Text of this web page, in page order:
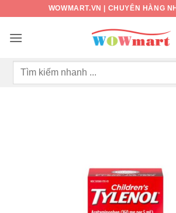
nội
WOWMART.VN | CHUYÊN HÀNG
Tìm